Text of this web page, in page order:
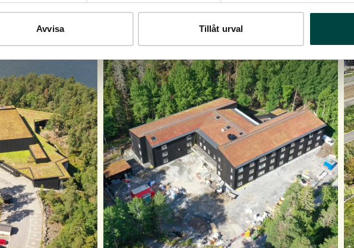
Avvisa Tillåt urval